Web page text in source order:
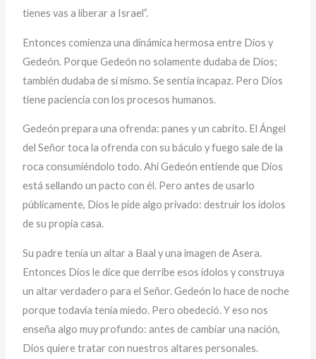
tienes vas a liberar a Israel”.
Entonces comienza una dinámica hermosa entre Dios y
Gedeón. Porque Gedeón no solamente dudaba de Dios;
también dudaba de sí mismo. Se sentía incapaz. Pero Dios
tiene paciencia con los procesos humanos.
Gedeón prepara una ofrenda: panes y un cabrito. El Ángel
del Señor toca la ofrenda con su báculo y fuego sale de la
roca consumiéndolo todo. Ahí Gedeón entiende que Dios
está sellando un pacto con él. Pero antes de usarlo
públicamente, Dios le pide algo privado: destruir los ídolos
de su propia casa.
Su padre tenía un altar a Baal y una imagen de Asera.
Entonces Dios le dice que derribe esos ídolos y construya
un altar verdadero para el Señor. Gedeón lo hace de noche
porque todavía tenía miedo. Pero obedeció. Y eso nos
enseña algo muy profundo: antes de cambiar una nación,
Dios quiere tratar con nuestros altares personales.